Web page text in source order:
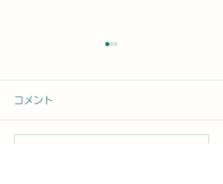
コメント